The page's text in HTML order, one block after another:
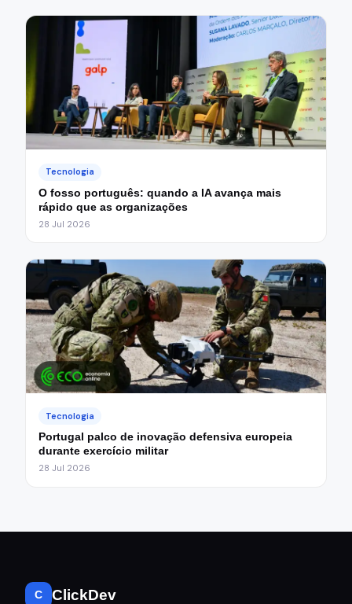
Tecnologia
O fosso português: quando a IA avança mais
rápido que as organizações
28 Jul 2026
Tecnologia
Portugal palco de inovação defensiva europeia
durante exercício militar
28 Jul 2026
C ClickDev